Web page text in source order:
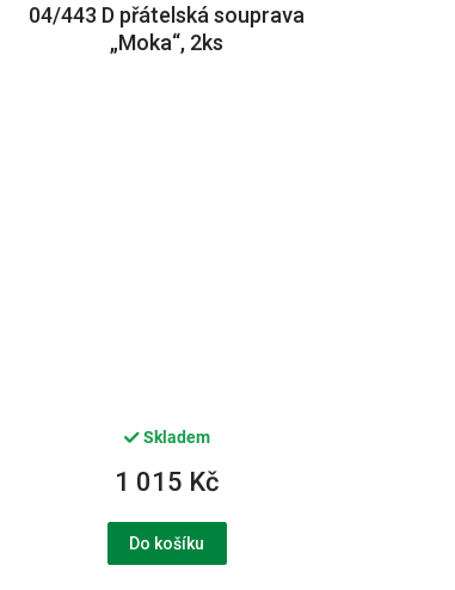
04/443 D přátelská souprava
„Moka“, 2ks
Skladem
1 015 Kč
Do košíku